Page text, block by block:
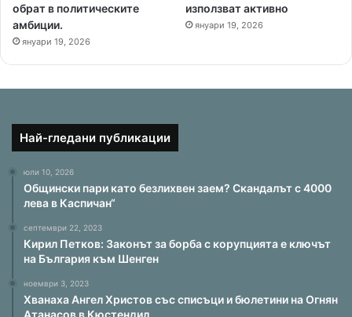
обрат в политическите
амбиции.
януари 19, 2026
използват активно
януари 19, 2026
Най-гледани публикации
юли 10, 2026
Общински пари като безлихвен заем? Скандалът с 4000
лева в Каспичан“
септември 22, 2023
Кирил Петков: Законът за борба с корупцията е ключът
на България към Шенген
ноември 3, 2023
Хванаха Ангел Христов със списъци и бюлетини на Огнян